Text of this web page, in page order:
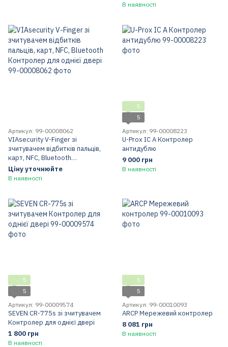
В наявності
Артикул: 99-00008062
VIAsecurity V-Finger зі
зчитувачем відбитків пальців,
карт, NFC, Bluetooth
Контролер для однієї двері
Ціну уточнюйте
В наявності
5
5
Артикул: 99-00008223
U-Prox IC A Контролер
антидублю
9 000 грн
В наявності
5
5
Артикул: 99-00009574
SEVEN CR-775s зі зчитувачем
Контролер для однієї двері
1 800 грн
В наявності
5
5
Артикул: 99-00010093
ARCP Мережевий контролер
8 081 грн
В наявності